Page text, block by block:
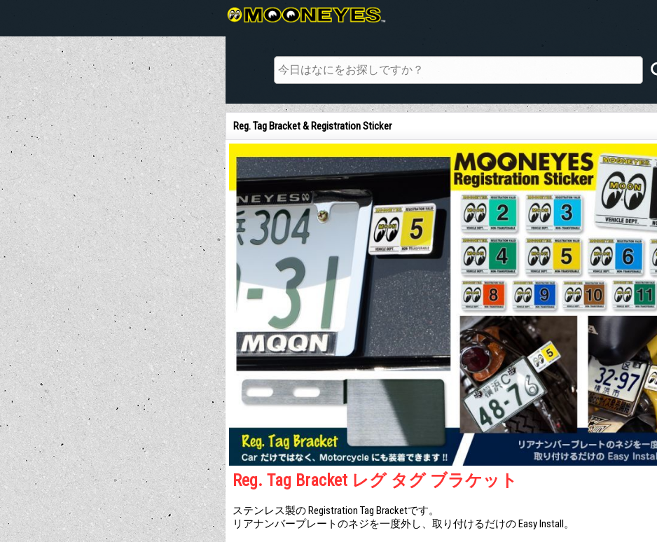
Reg. Tag Bracket & Registration Sticker
Reg. Tag Bracket レグ タグ ブラケット
ステンレス製の Registration Tag Bracketです。
リアナンバープレートのネジを一度外し、取り付けるだけの Easy Install。